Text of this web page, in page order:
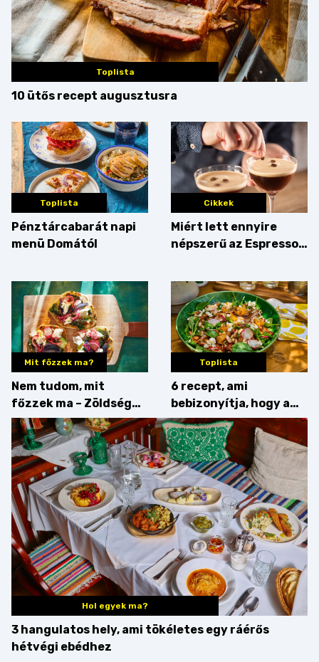
Toplista
10 ütős recept augusztusra
Toplista
Pénztárcabarát napi
menü Domától
Cikkek
Miért lett ennyire
népszerű az Espresso
érdemes enni mellé?
Mit főzzek ma?
Nem tudom, mit
főzzek ma – Zöldség
minden mennyiségben
Toplista
6 recept, ami
bebizonyítja, hogy a
barack húsok mellé is
zseniális
Hol egyek ma?
3 hangulatos hely, ami tökéletes egy ráérős
hétvégi ebédhez